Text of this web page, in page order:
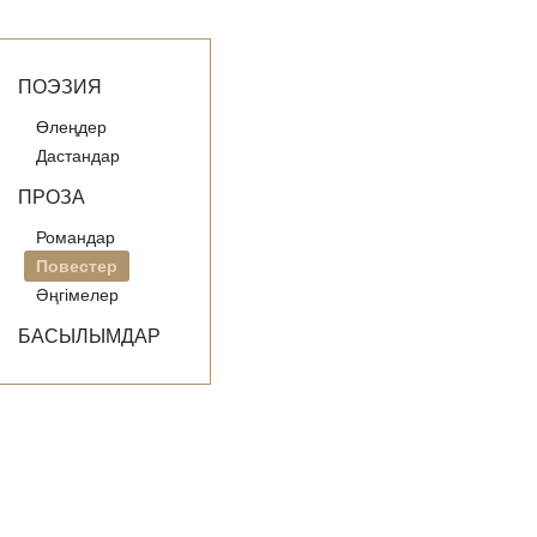
ПОЭЗИЯ
Өлеңдер
Дастандар
ПРОЗА
Романдар
Повестер
Әңгімелер
БАСЫЛЫМДАР